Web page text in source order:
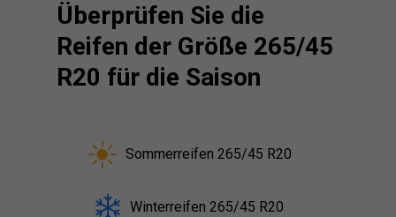
Überprüfen Sie die
Reifen der Größe 265/45
R20 für die Saison
Sommerreifen 265/45 R20
Winterreifen 265/45 R20